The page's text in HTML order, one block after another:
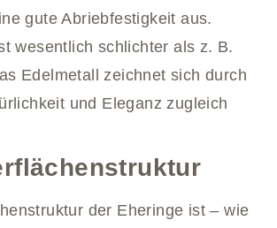
gute Abriebfestigkeit aus.
wesentlich schlichter als z. B.
Edelmetall zeichnet sich durch
und Eleganz zugleich
der Eheringe ist – wie